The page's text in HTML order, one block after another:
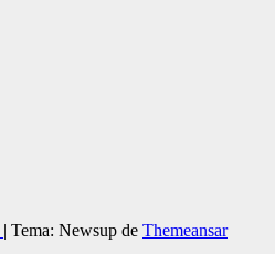
| Tema: Newsup de Themeansar